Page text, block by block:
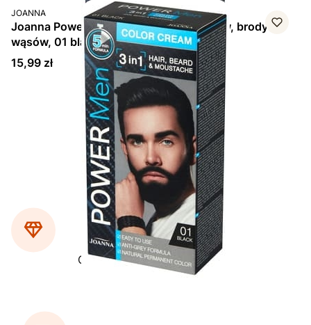
PRODUCENT
JOANNA
Joanna Power Men 3w1, farba do włosów, brody i
wąsów, 01 black, 1 szt.
Cena
15,99 zł
Strona
Gwarancja wysokiej jakości